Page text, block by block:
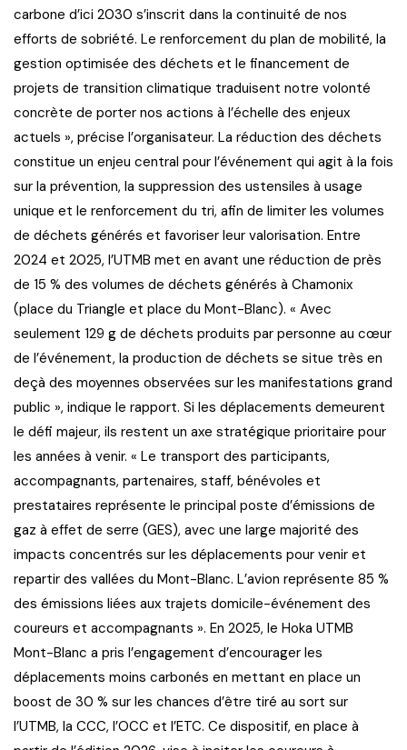
carbone d’ici 2030 s’inscrit dans la continuité de nos
efforts de sobriété. Le renforcement du plan de mobilité, la
gestion optimisée des déchets et le financement de
projets de transition climatique traduisent notre volonté
concrète de porter nos actions à l’échelle des enjeux
actuels », précise l’organisateur. La réduction des déchets
constitue un enjeu central pour l’événement qui agit à la fois
sur la prévention, la suppression des ustensiles à usage
unique et le renforcement du tri, afin de limiter les volumes
de déchets générés et favoriser leur valorisation. Entre
2024 et 2025, l’UTMB met en avant une réduction de près
de 15 % des volumes de déchets générés à Chamonix
(place du Triangle et place du Mont-Blanc). « Avec
seulement 129 g de déchets produits par personne au cœur
de l’événement, la production de déchets se situe très en
deçà des moyennes observées sur les manifestations grand
public », indique le rapport. Si les déplacements demeurent
le défi majeur, ils restent un axe stratégique prioritaire pour
les années à venir. « Le transport des participants,
accompagnants, partenaires, staff, bénévoles et
prestataires représente le principal poste d’émissions de
gaz à effet de serre (GES), avec une large majorité des
impacts concentrés sur les déplacements pour venir et
repartir des vallées du Mont-Blanc. L’avion représente 85 %
des émissions liées aux trajets domicile-événement des
coureurs et accompagnants ». En 2025, le Hoka UTMB
Mont-Blanc a pris l’engagement d’encourager les
déplacements moins carbonés en mettant en place un
boost de 30 % sur les chances d’être tiré au sort sur
l’UTMB, la CCC, l’OCC et l’ETC. Ce dispositif, en place à